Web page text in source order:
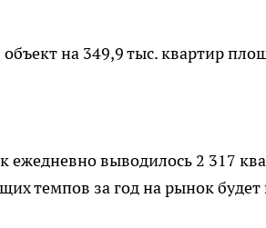
на 349,9 тыс. квартир
ежедневно выводилось 2 317
темпов за год на рынок